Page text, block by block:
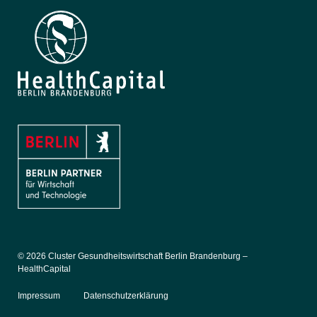
© 2026 Cluster Gesundheitswirtschaft Berlin Brandenburg –
HealthCapital
Impressum Datenschutzerklärung